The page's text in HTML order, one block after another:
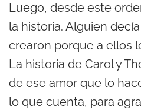
Luego, desde este
la historia. Alguien
crearon porque a ellos
La historia de Carol y
de ese amor que lo
lo que cuenta, para